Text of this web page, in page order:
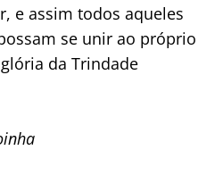
e assim todos aqueles
se unir ao próprio
da Trindade